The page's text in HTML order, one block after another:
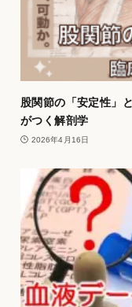
股関節の「安定性」
がつく解剖学
2026年4月16日